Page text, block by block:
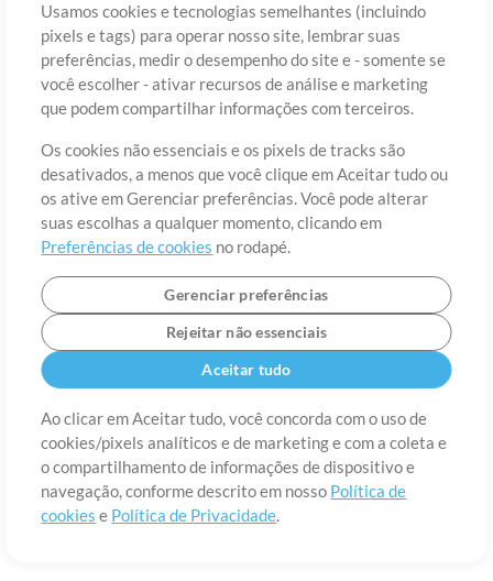
Usamos cookies e tecnologias semelhantes (incluindo
pixels e tags) para operar nosso site, lembrar suas
preferências, medir o desempenho do site e - somente se
você escolher - ativar recursos de análise e marketing
que podem compartilhar informações com terceiros.
Os cookies não essenciais e os pixels de tracks são
desativados, a menos que você clique em Aceitar tudo ou
os ative em Gerenciar preferências. Você pode alterar
suas escolhas a qualquer momento, clicando em
Preferências de cookies no rodapé.
Gerenciar preferências
Rejeitar não essenciais
Aceitar tudo
Ao clicar em Aceitar tudo, você concorda com o uso de
cookies/pixels analíticos e de marketing e com a coleta e
o compartilhamento de informações de dispositivo e
navegação, conforme descrito em nosso Política de
cookies e Política de Privacidade.
Cadastre-seEsqueceu sua senha?
Termos de Uso Política de Privacidade
Preferências de
Contato
©2006-2026 por MultiTracks LLC. Todos os Direitos Reservados.